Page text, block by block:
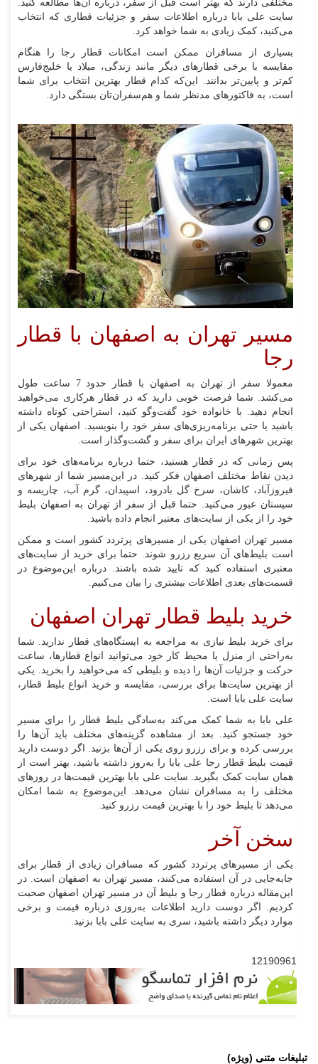
مختلفی دارند که بهتر است قبل از سفر، درباره آن‌ها مطالعه کنید.
سایت علی بابا درباره اطلاعات سفر و جزئیات قطاری که انتخاب
می‌کنید، کمک زیادی به شما خواهد کرد.
بسیاری از مسافران ممکن است امکانات قطار رجا را هنگام
مقایسه با برخی قطار‌های دیگر مانند زندگی، میلاد یا خلیج‌فارس
کم‌تر و پایین‌تر بدانند. این‌که کدام قطار بهترین انتخاب برای شما
است، به فاکتور‌های مد‌نظر شما و هم‌سفران‌تان بستگی دارد.
مسیر تهران به اصفهان با قطار
رجا
معمولا سفر از تهران به اصفهان با قطار حدود 7 ساعت طول
می‌کشد. شما فرصت خوبی دارید که در قطار هر‌کاری می‌خواهید
انجام دهید. با خانواده خود گفت‌وگو کنید، استراحتی کوتاه داشته
باشید یا حتی برنامه‌ریزی‌های سفر خود را بنویسید. اصفهان یکی از
بهترین شهر‌های ایران برای سفر و گشت‌وگذار است.
پس زمانی که در قطار هستید، حتما درباره برنامه‌های خود برای
دیدن نقاط مختلف اصفهان فکر کنید. در این‌مسیر شما از شهر‌های
فیروزآباد، کاشان، سرخ گل بادرود، اسپیدان، گرم آب، چاریسه و
سیستان عبور می‌کنید. حتما قبل از سفر از تهران به اصفهان بلیط
خود را از یکی از سایت‌های معتبر انجام داده باشید.
مسیر تهران اصفهان یکی از مسیر‌های پر‌تردد کشور است و ممکن
است بلیط‌های آن سریع رزرو شوند. حتما برای خرید از سایت‌های
معتبری استفاده کنید که تایید شده باشند. درباره این‌موضوع در
قسمت‌های بعدی اطلاعات بیشتری را بیان می‌کنیم.
خرید بلیط قطار تهران اصفهان
برای خرید بلیط نیازی به مراجعه به ایستگاه‌های قطار ندارید. شما
به‌راحتی از منزل یا محیط کار خود می‌توانید انواع قطار‌ها، ساعت
حرکت و جزئیات آن‌ها را دیده و بلیطی که می‌خواهید را بخرید. یکی
از بهترین سایت‌ها برای بررسی، مقایسه و خرید انواع بلیط قطار،
سایت علی بابا است.
علی بابا به شما کمک می‌‌کند به‌سادگی بلیط قطار را برای مسیر
خود جستجو کنید. بعد از مشاهده گزینه‌های مختلف باید آن‌ها را
بررسی کرده و برای رزرو روی یکی از آن‌ها بزنید. اگر دوست دارید
قیمت بلیط قطار رجا علی بابا را به‌روز داشته باشید، بهتر است از
همان سایت کمک بگیرید. سایت علی بابا بهترین قیمت‌ها در روزهای
مختلف را به مسافران نشان می‌دهد. این‌موضوع به شما امکان
می‌دهد تا بلیط خود را با بهترین قیمت رزرو کنید.
سخن آخر
یکی از مسیر‌های پر‌تردد کشور که مسافران زیادی از قطار برای
جا‌به‌جایی در آن استفاده می‌کنند، مسیر تهران به اصفهان است. در
این‌مقاله درباره قطار رجا و بلیط آن در مسیر تهران اصفهان صحبت
کردیم. اگر دوست دارید اطلاعات به‌روزی درباره قیمت و برخی
موارد دیگر داشته باشید، سری به سایت علی بابا بزنید.
12190961
تبلیغات متنی (ویژه)